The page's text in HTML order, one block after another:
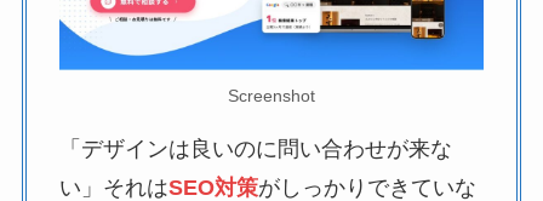
Screenshot
「デザインは良いのに問い合わせが来な
い」それはSEO対策がしっかりできていな